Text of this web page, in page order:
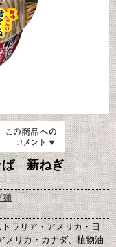
ば 新ねぎ
麺
ラリア・アメリカ・日
メリカ・カナダ、植物油